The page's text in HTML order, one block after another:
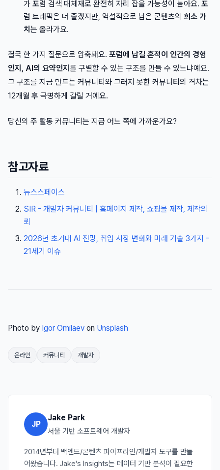
가 포럼 검색 대체재로 완전히 자리 잡을 가능성이 높아요. 포
럼 트래픽은 더 줄겠지만, 역설적으로 남은 콘텐츠의 희소 가
치 는 올라가요.
결국 한 가지 질문으로 압축돼요. 포럼에 남길 흔적이 인간의 경험
인지, AI의 요약인지 를 구별할 수 있는 구조를 만들 수 있느냐예요.
그 구조를 지금 만드는 커뮤니티와 그러지 못한 커뮤니티의 격차는
12개월 후 극명하게 갈릴 거예요.
당신의 주 활동 커뮤니티는 지금 어느 쪽에 가까운가요?
참고자료
뉴스스페이스
SIR - 개발자 커뮤니티 | 홈페이지 제작, 쇼핑몰 제작, 제작의
뢰
2026년 초거대 AI 전망, 취업 시장 변화와 미래 기술 3가지 -
21세기 이슈
Photo by Igor Omilaev on Unsplash
온라인 커뮤니티 개발자
JP
Jake Park
서울 기반 소프트웨어 개발자
2014년부터 백엔드/콘텐츠 파이프라인/개발자 도구를 만들
어왔습니다. Jake's Insights는 데이터 기반 분석이 필요한